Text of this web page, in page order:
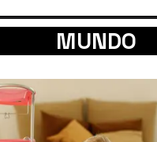
MUNDO